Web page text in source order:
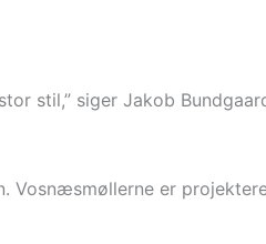
stil,” siger Jakob
Vosnæsmøllerne er